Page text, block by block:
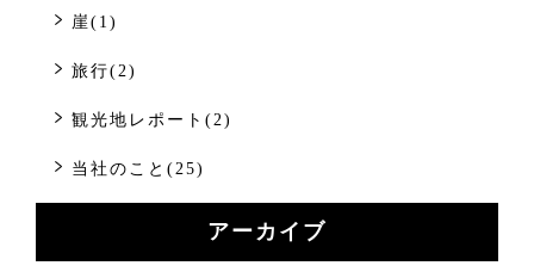
崖(1)
旅行(2)
観光地レポート(2)
当社のこと(25)
アーカイブ